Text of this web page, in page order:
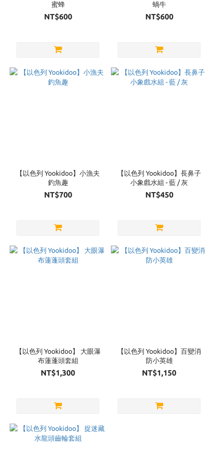
蜜蜂
NT$600
蝸牛
NT$600
【以色列 Yookidoo】小漁夫
釣魚趣
NT$700
【以色列 Yookidoo】長鼻子
小象戲水組 - 藍 / 灰
NT$450
【以色列 Yookidoo】 大眼瀑
布蓮蓬頭套組
NT$1,300
【以色列 Yookidoo】百變消
防小英雄
NT$1,150